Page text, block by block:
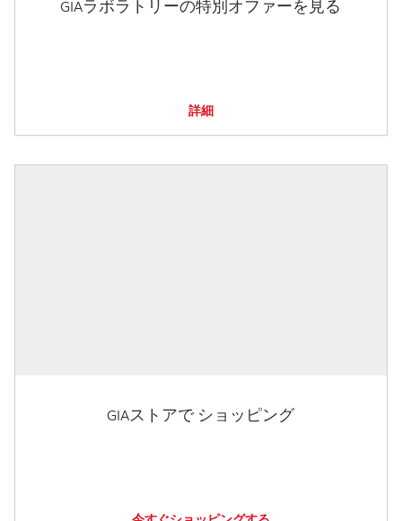
GIAラボラトリーの特別オファーを見る
詳細
GIAストアで ショッピング